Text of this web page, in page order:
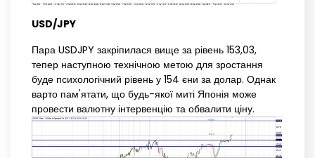
USD/JPY
Пара USDJPY закріпилася вище за рівень 153,03,
тепер наступною технічною метою для зростання
буде психологічний рівень у 154 єни за долар. Однак
варто пам'ятати, що будь-якої миті Японія може
провести валютну інтервенцію та обвалити ціну.